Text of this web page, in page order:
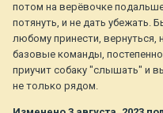
потом на верёвочке
потянуть, и не дать убежать.
любому принести,
базовые команды,
приучит собаку "слышать" и
не только рядом.